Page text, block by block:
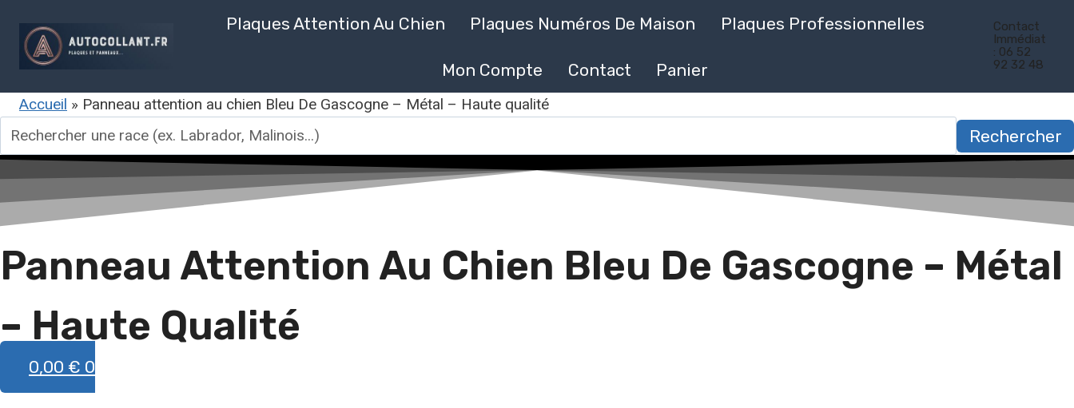
contenu
Plaques Attention Au Chien Plaques Numéros De Maison Plaques Professionnelles
Mon Compte Contact Panier
Contact
Immédiat
: 06 52
92 32 48
Accueil » Panneau attention au chien Bleu De Gascogne – Métal – Haute qualité
Rechercher
Rechercher
Panneau Attention Au Chien Bleu De Gascogne – Métal
– Haute Qualité
0,00 € 0